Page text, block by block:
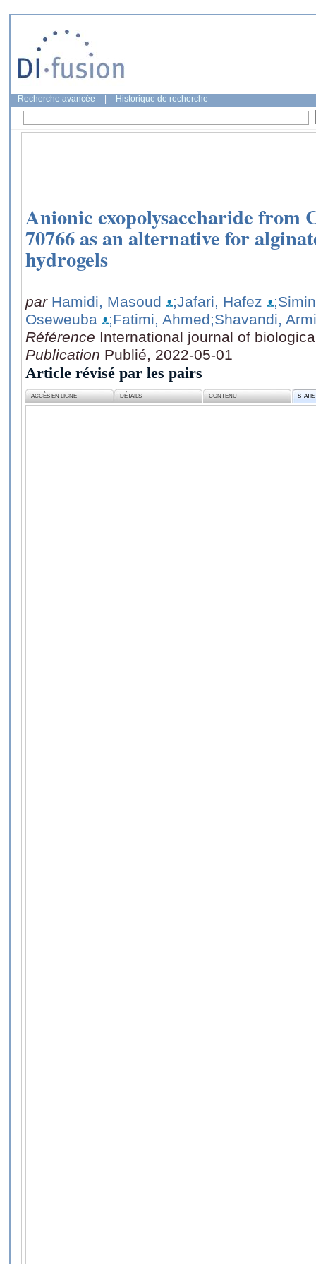
Recherche avancée Historique de recherche
Anionic exopolysaccharide from
70766 as an alternative for
hydrogels
par Hamidi, Masoud ;Jafari, Hafez
Oseweuba
;Fatimi, Ahmed;Shavandi,
Référence International journal of
Publication Publié, 2022-05-01
Article révisé par les pairs
ACCÈS EN LIGNE DÉTAILS CONTENU